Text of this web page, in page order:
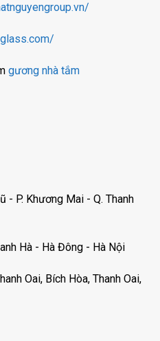
gương nhà tắm
- P. Khương Mai - Q. Thanh
Hà - Hà Đông - Hà Nội
Oai, Bích Hòa, Thanh Oai,